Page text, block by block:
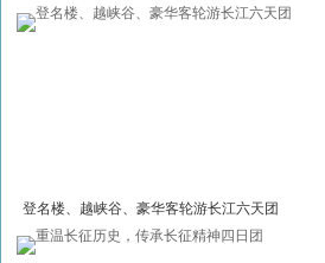
登名楼、越峡谷、豪华客轮游长江六天团